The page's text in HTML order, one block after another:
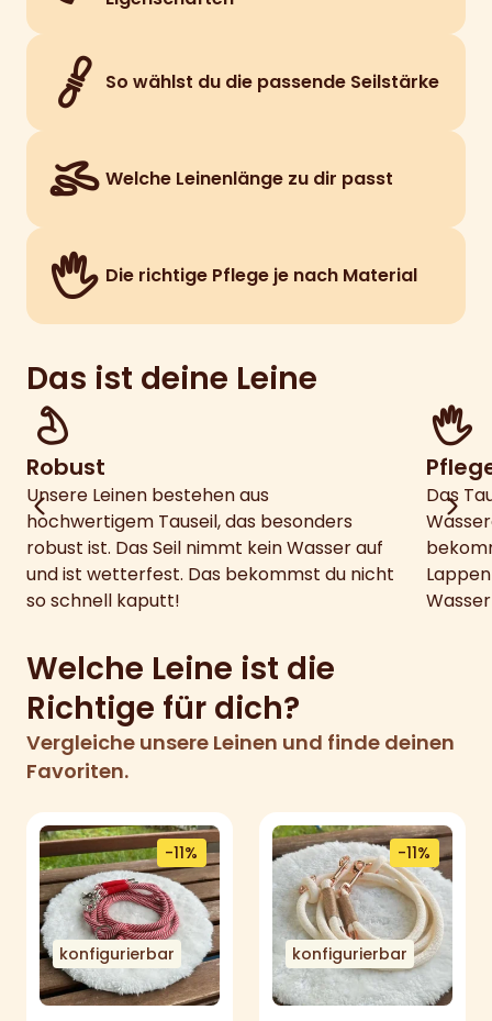
So wählst du die passende Seilstärke
Welche Leinenlänge zu dir passt
Die richtige Pflege je nach Material
Das ist deine Leine
Robust
Unsere Leinen bestehen aus
hochwertigem Tauseil, das besonders
robust ist. Das Seil nimmt kein Wasser auf
und ist wetterfest. Das bekommst du nicht
so schnell kaputt!
Das
Welche Leine ist die
Richtige für dich?
Vergleiche unsere Leinen und finde deinen
Favoriten.
konfigurierbar
-11%
konfigurierbar
-11%